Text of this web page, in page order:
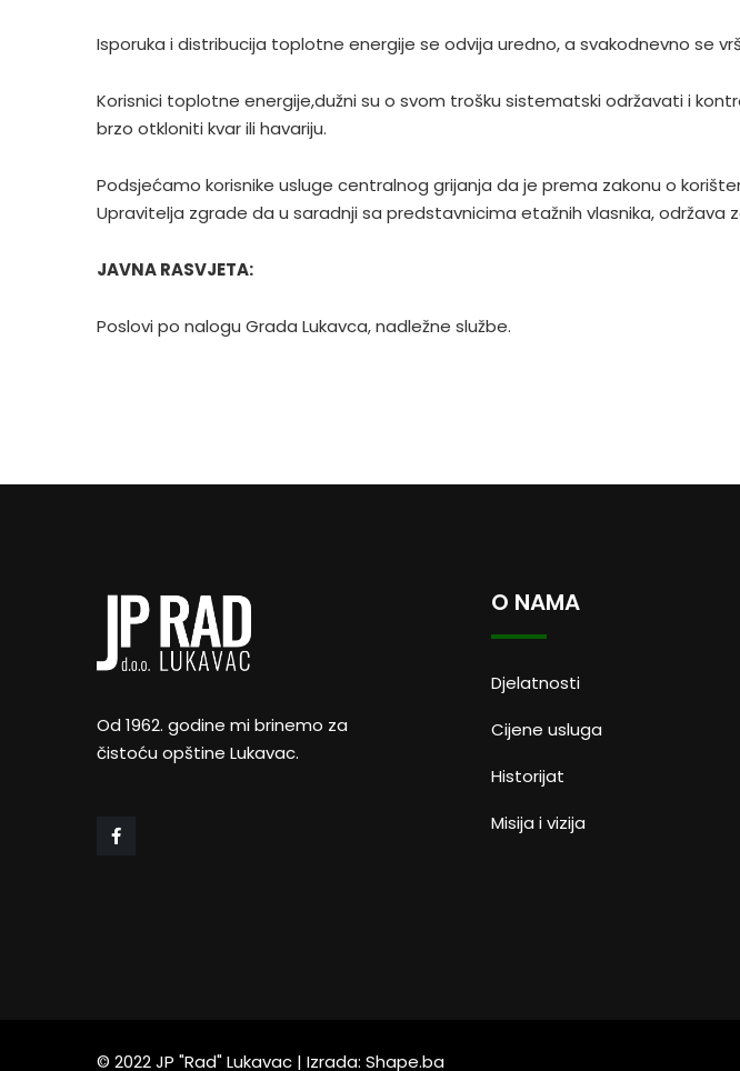
Isporuka i distribucija toplotne energije se odvija uredno, a svakodnevno se
Korisnici toplotne energije,dužni su o svom trošku sistematski održavati i
brzo otkloniti kvar ili havariju.
Podsjećamo korisnike usluge centralnog grijanja da je prema zakonu o
Upravitelja zgrade da u saradnji sa predstavnicima etažnih vlasnika, održava
JAVNA RASVJETA:
Poslovi po nalogu Grada Lukavca, nadležne službe.
Od 1962. godine mi brinemo za
čistoću opštine Lukavac.
O NAMA
Djelatnosti
Cijene usluga
Historijat
Misija i vizija
© 2022 JP "Rad" Lukavac | Izrada: Shape.ba